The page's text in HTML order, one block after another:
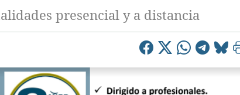
presencial y a distancia